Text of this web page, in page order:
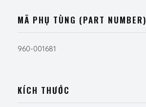
MÃ PHỤ TÙNG (PART NUMBER)
960-001681
KÍCH THƯỚC